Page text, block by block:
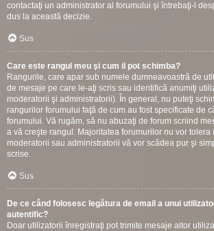
contactaţi un administrator al forumului şi întrebaţi-l
dus la această decizie.
Sus
Care este rangul meu şi cum il pot schimba?
Rangurile, care apar sub numele dumneavoastră de
de mesaje pe care le-aţi scris sau identifică anumiţi
moderatorii şi administratorii). În general, nu puteţi
rangurilor forumului faţă de cum au fost specificate de
forumului. Vă rugăm, să nu abuzaţi de forum scriind
a vă creşte rangul. Majoritatea forumurilor nu vor tolera
moderatorii sau administratorii vă vor scădea pur şi
scrise.
Sus
De ce când folosesc legătura de email a unui
autentific?
Doar utilizatorii înregistraţi pot trimite mesaje altor